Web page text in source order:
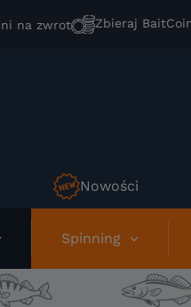
na zwrot Zbieraj
Nowości
Spinning